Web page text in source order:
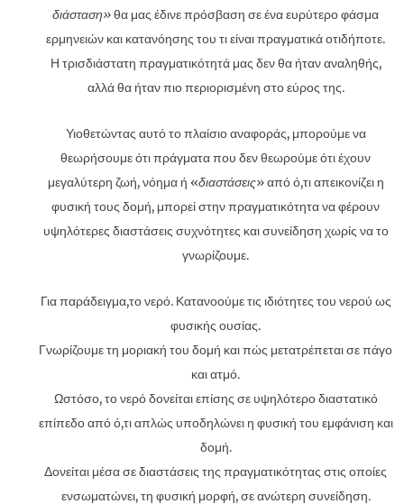
διάσταση»θα μας έδινε πρόσβαση σε ένα ευρύτερο φάσμα
ερμηνειών και κατανόησης του τι είναι πραγματικά οτιδήποτε.
Η τρισδιάστατη πραγματικότητά μας δεν θα ήταν αναληθής,
αλλά θα ήταν πιο περιορισμένη στο εύρος της.
Υιοθετώντας αυτό το πλαίσιο αναφοράς, μπορούμε να
θεωρήσουμε ότι πράγματα που δεν θεωρούμε ότι έχουν
μεγαλύτερη ζωή, νόημα ή «διαστάσεις» από ό,τι απεικονίζει η
φυσική τους δομή, μπορεί στην πραγματικότητα να φέρουν
υψηλότερες διαστάσεις συχνότητες και συνείδηση ​​χωρίς να το
γνωρίζουμε.
Για παράδειγμα,το νερό. Κατανοούμε τις ιδιότητες του νερού ως
φυσικής ουσίας.
Γνωρίζουμε τη μοριακή του δομή και πώς μετατρέπεται σε πάγο
και ατμό.
Ωστόσο, το νερό δονείται επίσης σε υψηλότερο διαστατικό
επίπεδο από ό,τι απλώς υποδηλώνει η φυσική του εμφάνιση και
δομή.
Δονείται μέσα σε διαστάσεις της πραγματικότητας στις οποίες
ενσωματώνει, τη φυσική μορφή, σε ανώτερη συνείδηση.